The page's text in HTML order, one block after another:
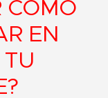
CÓMO
EN